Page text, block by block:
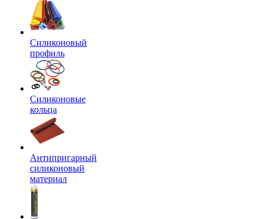
Силиконовый
профиль
Силиконовые
кольца
Антипригарный
силиконовый
материал